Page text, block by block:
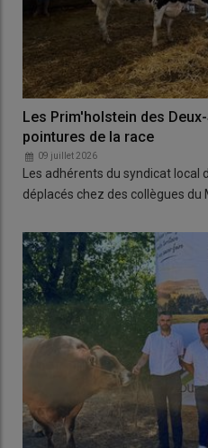
Les Prim'holstein des
pointures de la race
09 juillet 2026
Les adhérents du syndicat
déplacés chez des collègues du